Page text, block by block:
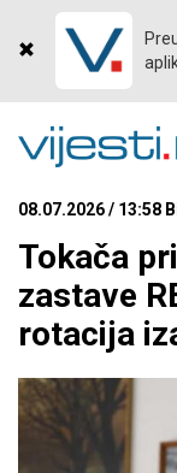
08.07.2026 / 13:58
Tokača
zastave
rotacija